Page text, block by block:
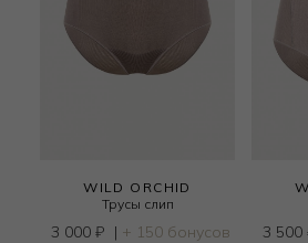
WILD ORCHID
Трусы слип
3 000 ₽ | + 150 бонусов 3 500